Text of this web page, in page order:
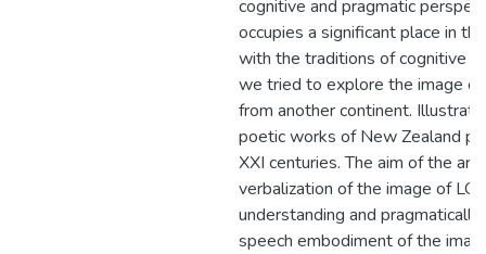
cognitive and pragmatic
occupies a significant place in
with the traditions of cognitive
we tried to explore the image
from another continent.
poetic works of New Zealand
XXI centuries. The aim of the
verbalization of the image of
understanding and
speech embodiment of the